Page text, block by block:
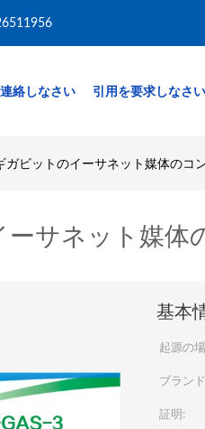
絡しなさい 引用を要求しなさい
ビットのイーサネット媒体のコ
サネット媒体
基本
起源の
ブラン
証明: